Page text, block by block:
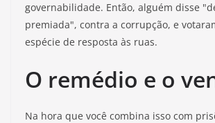
governabilidade. Então, alguém disse
premiada", contra a corrupção, e
espécie de resposta às ruas.
O remédio e o
Na hora que você combina isso com